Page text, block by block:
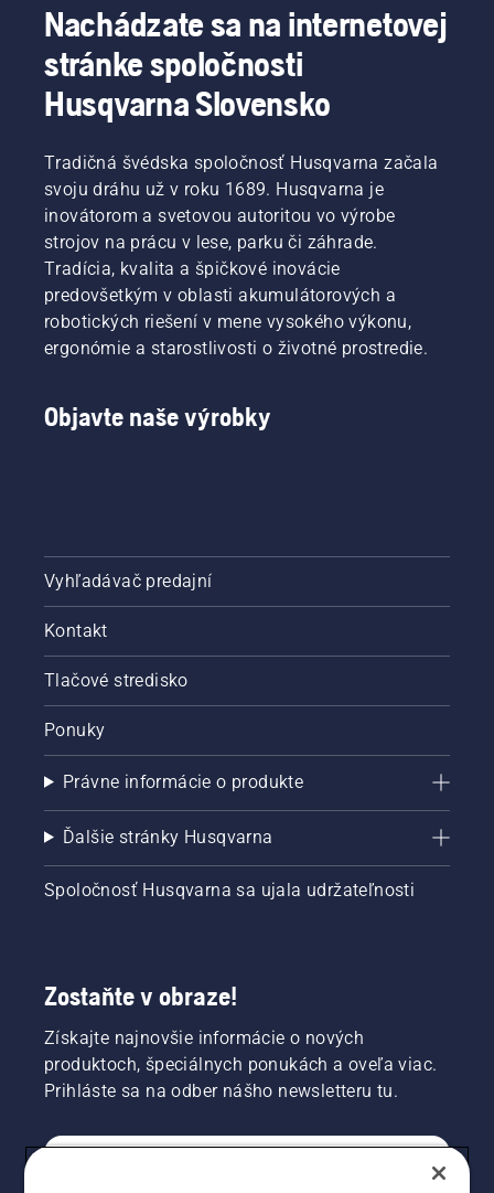
Nachádzate sa na internetovej
stránke spoločnosti
Husqvarna Slovensko
Tradičná švédska spoločnosť Husqvarna začala
svoju dráhu už v roku 1689. Husqvarna je
inovátorom a svetovou autoritou vo výrobe
strojov na prácu v lese, parku či záhrade.
Tradícia, kvalita a špičkové inovácie
predovšetkým v oblasti akumulátorových a
robotických riešení v mene vysokého výkonu,
ergonómie a starostlivosti o životné prostredie.
Objavte naše výrobky
Vyhľadávač predajní
Kontakt
Tlačové stredisko
Ponuky
Právne informácie o produkte
Ďalšie stránky Husqvarna
Spoločnosť Husqvarna sa ujala udržateľnosti
Zostaňte v obraze!
Získajte najnovšie informácie o nových
produktoch, špeciálnych ponukách a oveľa viac.
Prihláste sa na odber nášho newsletteru tu.